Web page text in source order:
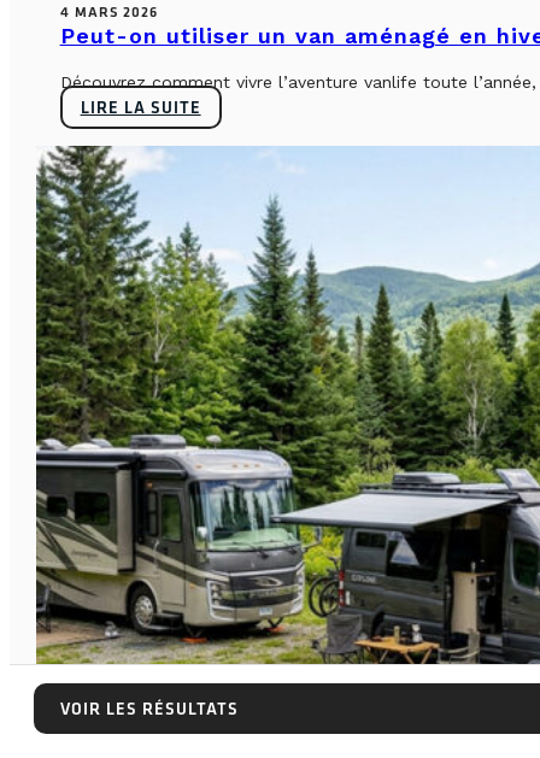
4 MARS 2026
Peut-on utiliser un van aménagé en
Découvrez comment vivre l’aventure vanlife toute
LIRE LA SUITE
CONSEILS PRATIQUES & ASTUCES
VOIR LES RÉSULTATS
VOIR LES RÉSULTATS